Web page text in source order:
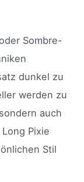
Sombre-
dunkel zu
werden zu
auch
Pixie
Stil